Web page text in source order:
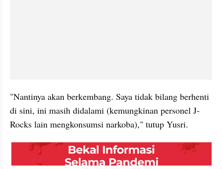
"Nantinya akan berkembang. Saya tidak bilang berhenti
di sini, ini masih didalami (kemungkinan personel J-
Rocks lain mengkonsumsi narkoba)," tutup Yusri.
embed from external kumparan